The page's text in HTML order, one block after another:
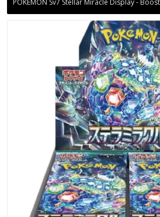
POKEMON Sv7 Stellar Miracle Display -